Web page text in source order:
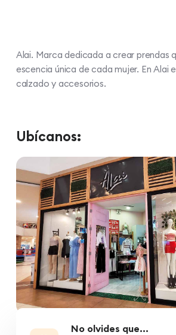
Alai. Marca dedicada a crear prendas
escencia única de cada mujer. En Alai
calzado y accesorios.
Ubícanos:
No olvides que...